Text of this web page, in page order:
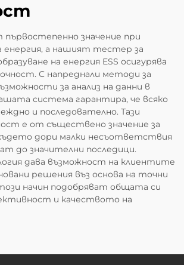
значение при
а нашият тестер за
на енергия ESS осигурява
С напреднали методи за
за анализ на данни в
система гарантира, че всяко
и последователно. Тази
е от съществено значение за
дори малки несъответствия
до значителни последици.
дава възможност на клиентите
решения въз основа на точни
начин подобряват общата си
и качеството на